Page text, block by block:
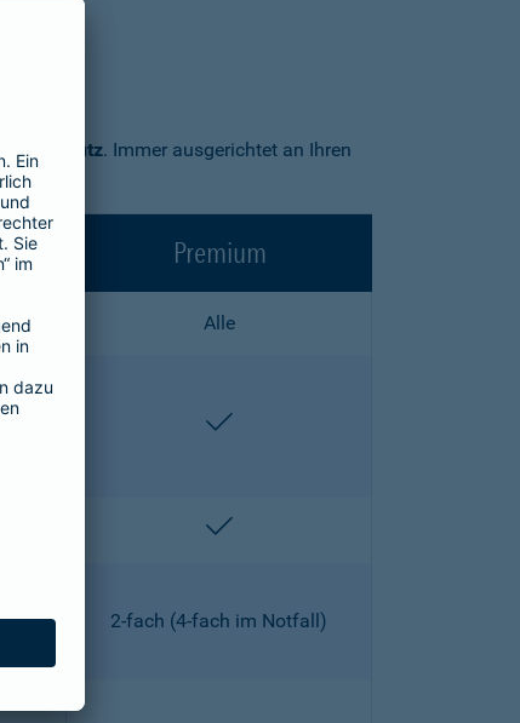
Schutz. Immer ausgerichtet an Ihren
Premium
Alle
enthalten
enthalten
2-fach (4-fach im Notfall)